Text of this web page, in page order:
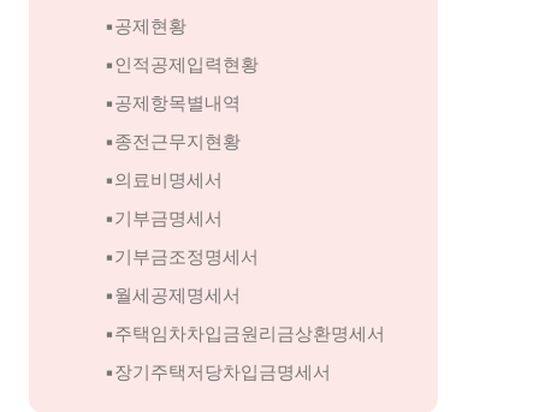
▪️공제현황
▪️인적공제입력현황
▪️공제항목별내역
▪️종전근무지현황
▪️의료비명세서
▪️기부금명세서
▪️기부금조정명세서
▪️월세공제명세서
▪️주택임차차입금원리금상환명세서
▪️장기주택저당차입금명세서